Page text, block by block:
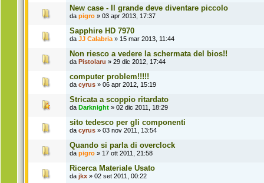
New case - Il grande deve diventare piccolo
da pigro » 03 apr 2013, 17:37
Sapphire HD 7970
da JJ Calabria » 15 mar 2013, 11:44
Non riesco a vedere la schermata del bios!!
da Pistolaru » 29 dic 2012, 17:44
computer problem!!!!!
da cyrus » 06 apr 2012, 15:19
Stricata a scoppio ritardato
da Darknight » 02 dic 2011, 18:29
sito tedesco per gli componenti
da cyrus » 03 nov 2011, 13:54
Quando si parla di overclock
da pigro » 17 ott 2011, 21:58
Ricerca Materiale Usato
da jkx » 02 set 2011, 00:22